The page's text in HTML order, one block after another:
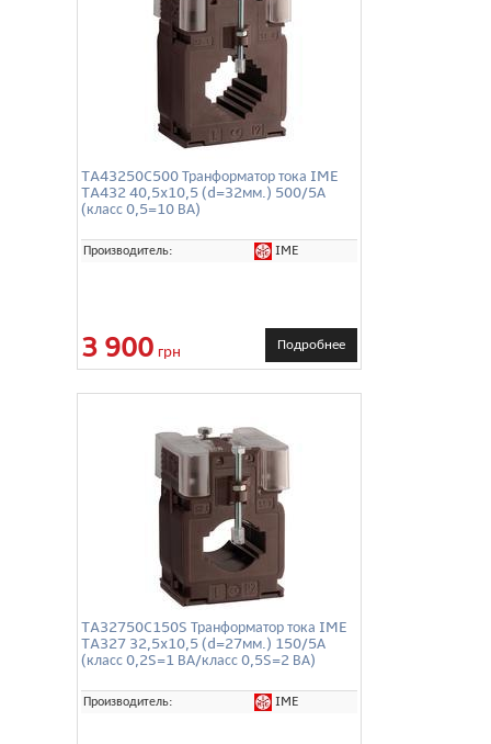
TA43250C500 Транформатор тока IME
TA432 40,5x10,5 (d=32мм.) 500/5А
(класс 0,5=10 ВА)
Производитель: IME
3 900 грн Подробнее
TA32750C150S Транформатор тока IME
TA327 32,5x10,5 (d=27мм.) 150/5А
(класс 0,2S=1 ВА/класс 0,5S=2 ВА)
Производитель: IME